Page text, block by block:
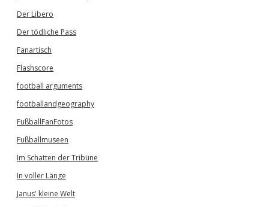
Der Libero
Der tödliche Pass
Fanartisch
Flashscore
football arguments
footballandgeography
FußballFanFotos
Fußballmuseen
Im Schatten der Tribüne
In voller Länge
Janus' kleine Welt